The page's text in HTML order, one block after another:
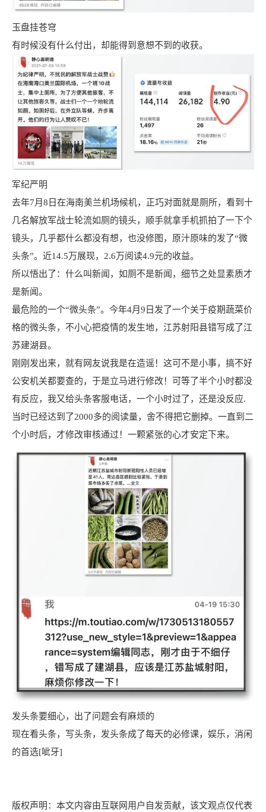
玉盘挂苍穹
有时候没有什么付出，却能得到意想不到的收获。
军纪严明
去年7月8日在海南美兰机场候机，正巧对面就是厕所，看到十
几名解放军战士轮流如厕的镜头，顺手就拿手机抓拍了一下个
镜头，几乎都什么都没有想，也没修图，原汁原味的发了“微
头条”。近14.5万展现，2.6万阅读4.9元的收益。
所以悟出了：什么叫新闻，如厕不是新闻，细节之处显素质才
是新闻。
最危险的一个“微头条”。今年4月9日发了一个关于疫期蔬菜价
格的微头条，不小心把疫情的发生地，江苏射阳县错写成了江
苏建湖县。
刚刚发出来，就有网友说我是在造谣！这可不是小事，搞不好
公安机关都要查的，于是立马进行修改！可等了半个小时都没
有反应，我又给头条客服电话，一个小时过了，还是没反应.
当时已经达到了2000多的阅读量，舍不得把它删掉。一直到二
个小时后，才修改审核通过！一颗紧张的心才安定下来。
发头条要细心，出了问题会有麻烦的
现在看头条，写头条，发头条成了每天的必修课，娱乐，消闲
的首选[呲牙]
版权声明：本文内容由互联网用户自发贡献，该文观点仅代表